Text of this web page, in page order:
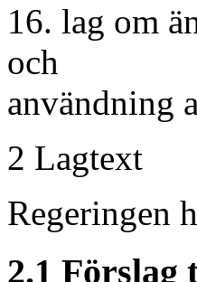
16. lag om
och
användning
2
Regeringen
2.1 Förslag